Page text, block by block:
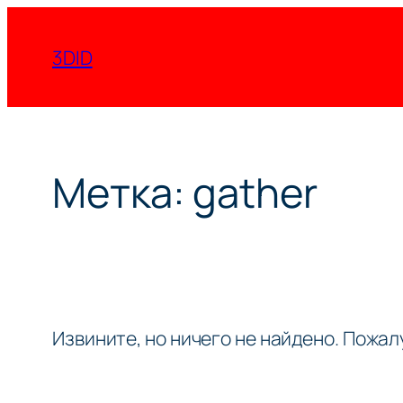
содержимому
3DID
Метка: gather
Извините, но ничего не найдено.